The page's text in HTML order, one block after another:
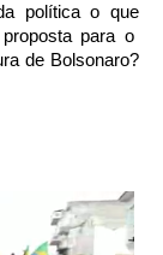
política o que
para o
de Bolsonaro?